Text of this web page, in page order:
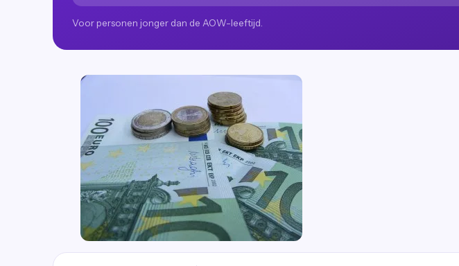
Voor personen jonger dan de AOW-leeftijd.